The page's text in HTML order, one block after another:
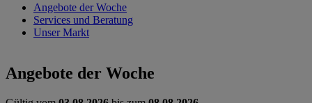
Angebote der Woche
Services und Beratung
Unser Markt
Angebote der Woche